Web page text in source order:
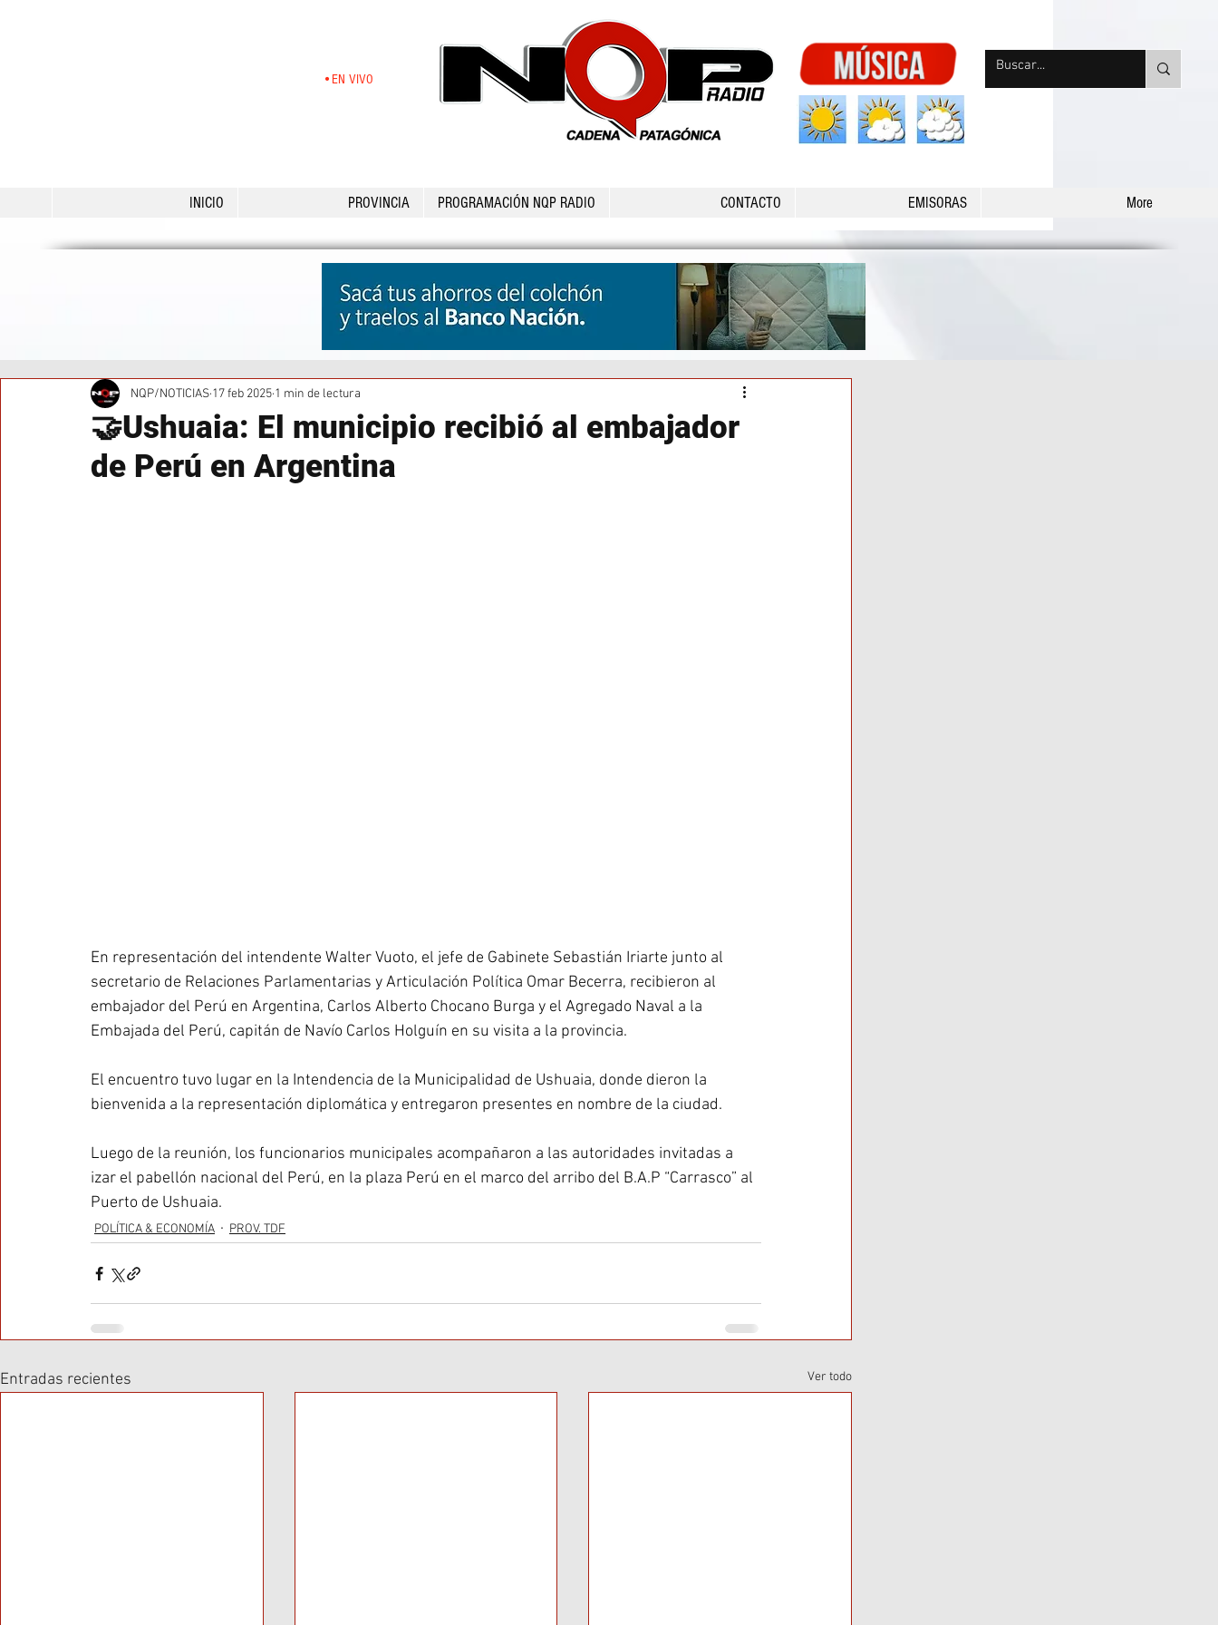
•EN VIVO
INICIO PROVINCIA PROGRAMACIÓN NQP RADIO CONTACTO EMISORAS More
🤝Ushuaia: El municipio recibió al embajador
de Perú en Argentina
NQP/NOTICIAS 17 feb 2025 1 min de lectura
En representación del intendente Walter Vuoto, el jefe de Gabinete Sebastián Iriarte junto al
secretario de Relaciones Parlamentarias y Articulación Política Omar Becerra, recibieron al
embajador del Perú en Argentina, Carlos Alberto Chocano Burga y el Agregado Naval a la
Embajada del Perú, capitán de Navío Carlos Holguín en su visita a la provincia.
El encuentro tuvo lugar en la Intendencia de la Municipalidad de Ushuaia, donde dieron la
bienvenida a la representación diplomática y entregaron presentes en nombre de la ciudad.
Luego de la reunión, los funcionarios municipales acompañaron a las autoridades invitadas a
izar el pabellón nacional del Perú, en la plaza Perú en el marco del arribo del B.A.P “Carrasco” al
Puerto de Ushuaia.
POLÍTICA & ECONOMÍA PROV. TDF
Entradas recientes Ver todo